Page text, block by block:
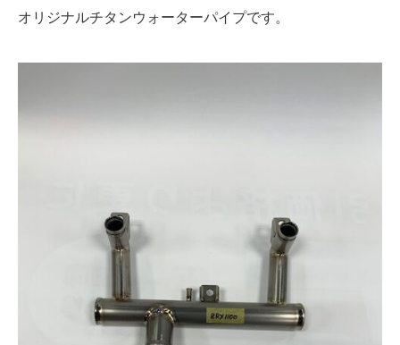
オリジナルチタンウォーターパイプです。